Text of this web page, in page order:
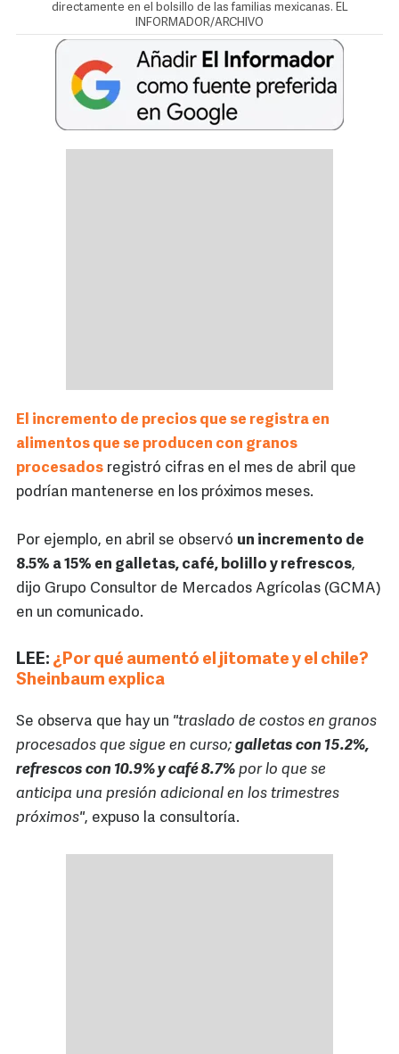
directamente en el bolsillo de las familias mexicanas. EL
INFORMADOR/ARCHIVO
El incremento de precios que se registra en
alimentos que se producen con granos
procesados registró cifras en el mes de abril que
podrían mantenerse en los próximos meses.
Por ejemplo, en abril se observó un incremento de
8.5% a 15% en galletas, café, bolillo y refrescos,
dijo Grupo Consultor de Mercados Agrícolas (GCMA)
en un comunicado.
LEE: ¿Por qué aumentó el jitomate y el chile?
Sheinbaum explica
Se observa que hay un "traslado de costos en granos
procesados que sigue en curso; galletas con 15.2%,
refrescos con 10.9% y café 8.7% por lo que se
anticipa una presión adicional en los trimestres
próximos", expuso la consultoría.